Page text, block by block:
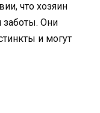
что хозяин
заботы. Они
и могут